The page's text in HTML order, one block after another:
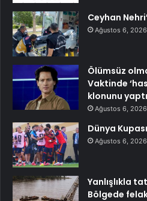
Ceyhan
Ağustos 6, 2026
Ölümsüz
Vaktinde
klonunu yaptı
Ağustos 6, 2026
Dünya
Ağustos 6, 2026
Yanlışlıkla
Bölgede